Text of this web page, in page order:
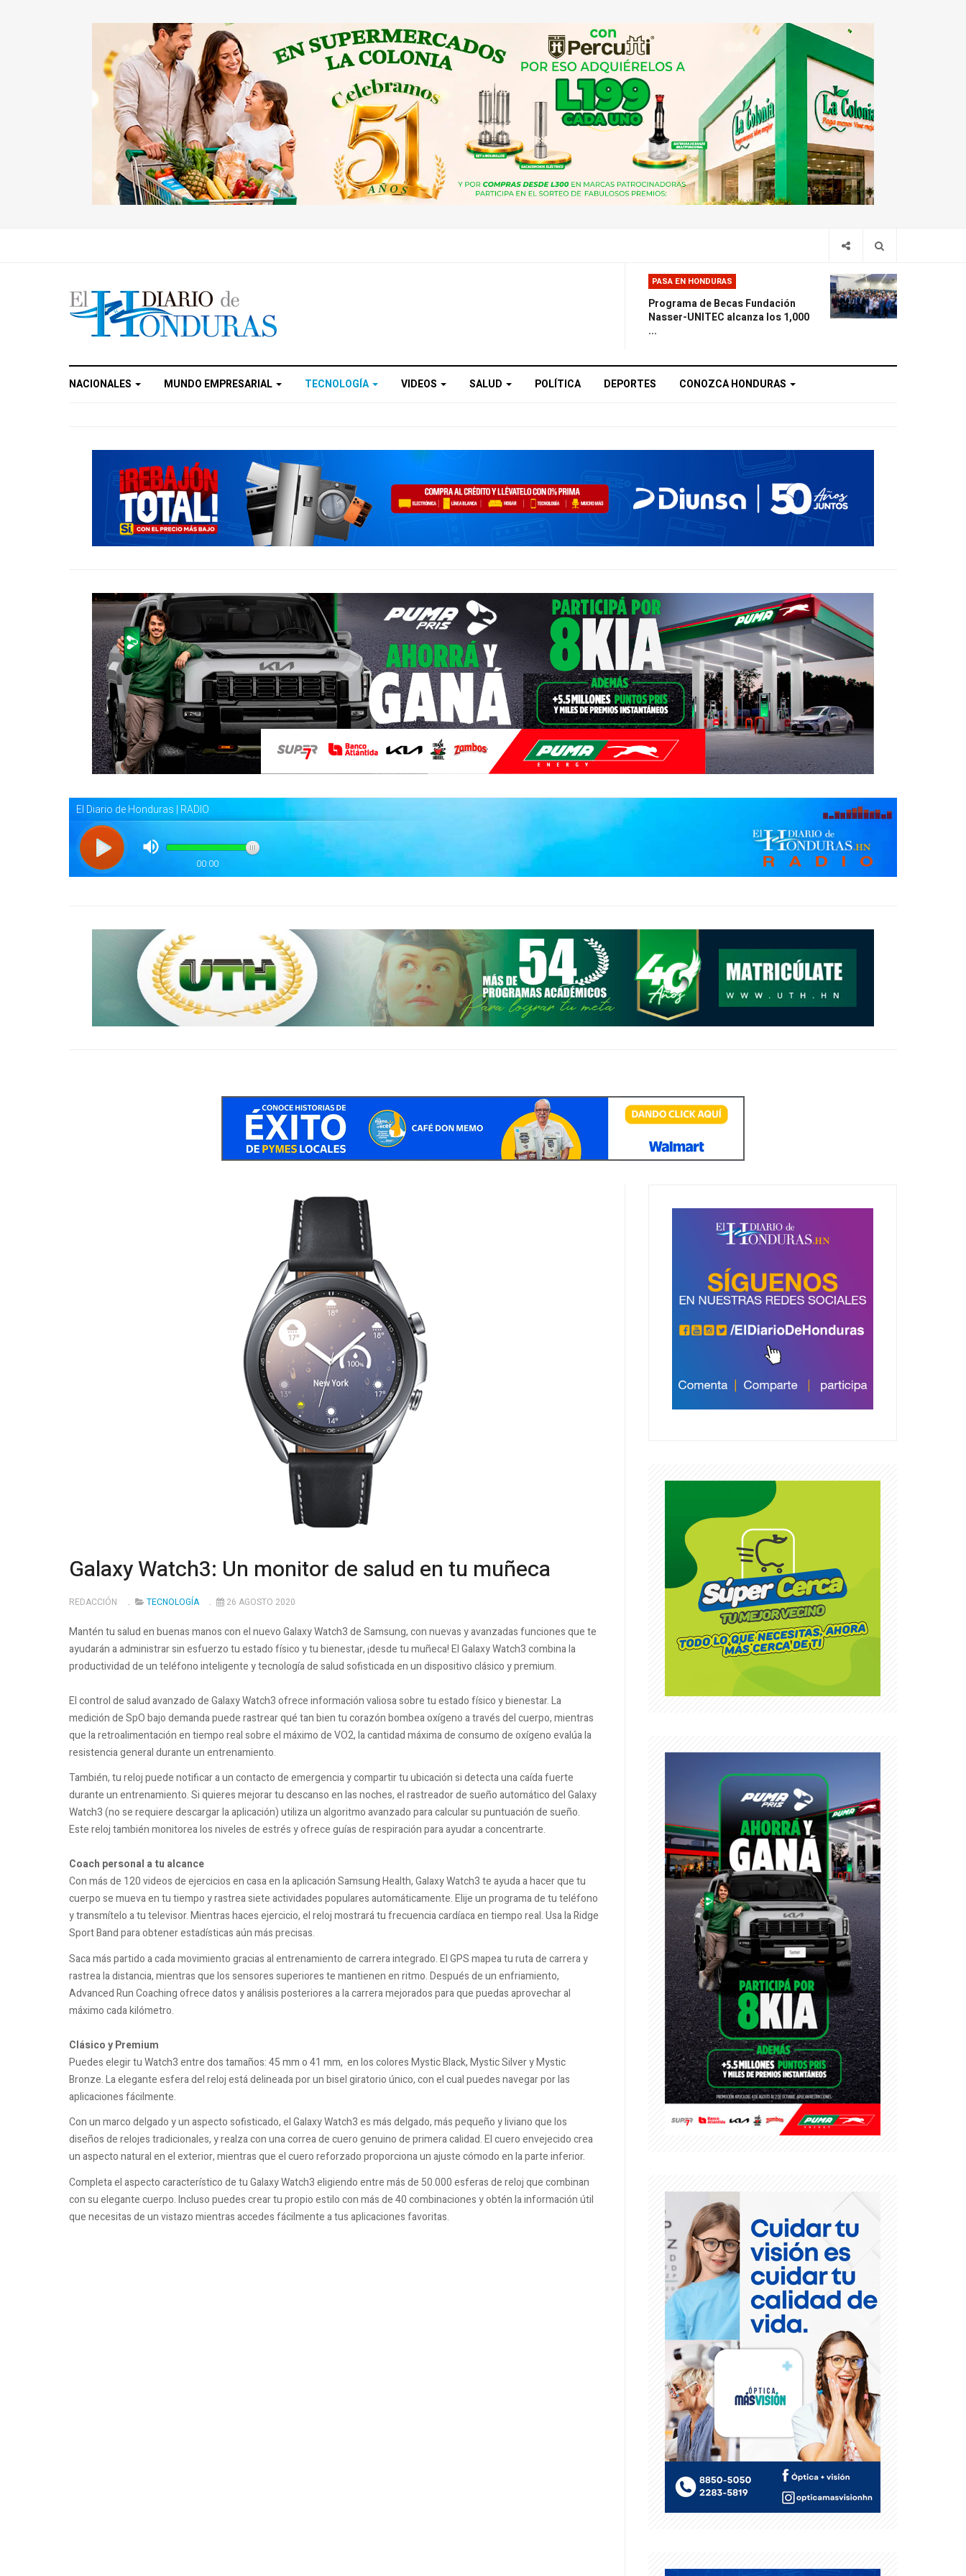
PASA EN HONDURAS
Programa de Becas Fundación
Nasser-UNITEC alcanza los 1,000
...
NACIONALES MUNDO EMPRESARIAL TECNOLOGÍA VIDEOS SALUD POLÍTICA DEPORTES CONOZCA HONDURAS
Galaxy Watch3: Un monitor de salud en tu muñeca
REDACCIÓN TECNOLOGÍA 26 AGOSTO 2020
Mantén tu salud en buenas manos con el nuevo Galaxy Watch3 de Samsung, con nuevas y avanzadas funciones que te
ayudarán a administrar sin esfuerzo tu estado físico y tu bienestar, ¡desde tu muñeca! El Galaxy Watch3 combina la
productividad de un teléfono inteligente y tecnología de salud sofisticada en un dispositivo clásico y premium.
El control de salud avanzado de Galaxy Watch3 ofrece información valiosa sobre tu estado físico y bienestar. La
medición de SpO bajo demanda puede rastrear qué tan bien tu corazón bombea oxígeno a través del cuerpo, mientras
que la retroalimentación en tiempo real sobre el máximo de VO2, la cantidad máxima de consumo de oxígeno evalúa la
resistencia general durante un entrenamiento.
También, tu reloj puede notificar a un contacto de emergencia y compartir tu ubicación si detecta una caída fuerte
durante un entrenamiento. Si quieres mejorar tu descanso en las noches, el rastreador de sueño automático del Galaxy
Watch3 (no se requiere descargar la aplicación) utiliza un algoritmo avanzado para calcular su puntuación de sueño.
Este reloj también monitorea los niveles de estrés y ofrece guías de respiración para ayudar a concentrarte.
Coach personal a tu alcance
Con más de 120 videos de ejercicios en casa en la aplicación Samsung Health, Galaxy Watch3 te ayuda a hacer que tu
cuerpo se mueva en tu tiempo y rastrea siete actividades populares automáticamente. Elije un programa de tu teléfono
y transmítelo a tu televisor. Mientras haces ejercicio, el reloj mostrará tu frecuencia cardíaca en tiempo real. Usa la Ridge
Sport Band para obtener estadísticas aún más precisas.
Saca más partido a cada movimiento gracias al entrenamiento de carrera integrado. El GPS mapea tu ruta de carrera y
rastrea la distancia, mientras que los sensores superiores te mantienen en ritmo. Después de un enfriamiento,
Advanced Run Coaching ofrece datos y análisis posteriores a la carrera mejorados para que puedas aprovechar al
máximo cada kilómetro.
Clásico y Premium
Puedes elegir tu Watch3 entre dos tamaños: 45 mm o 41 mm, en los colores Mystic Black, Mystic Silver y Mystic
Bronze. La elegante esfera del reloj está delineada por un bisel giratorio único, con el cual puedes navegar por las
aplicaciones fácilmente.
Con un marco delgado y un aspecto sofisticado, el Galaxy Watch3 es más delgado, más pequeño y liviano que los
diseños de relojes tradicionales, y realza con una correa de cuero genuino de primera calidad. El cuero envejecido crea
un aspecto natural en el exterior, mientras que el cuero reforzado proporciona un ajuste cómodo en la parte inferior.
Completa el aspecto característico de tu Galaxy Watch3 eligiendo entre más de 50.000 esferas de reloj que combinan
con su elegante cuerpo. Incluso puedes crear tu propio estilo con más de 40 combinaciones y obtén la información útil
que necesitas de un vistazo mientras accedes fácilmente a tus aplicaciones favoritas.